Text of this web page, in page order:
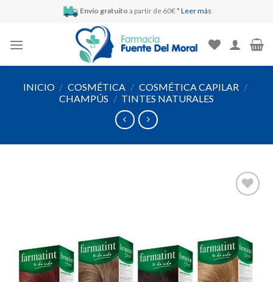
Envío gratuito a partir de 60€ * Leer más
INICIO / COSMÉTICA / COSMÉTICA CAPILAR /
CHAMPÚS / TINTES NATURALES
a la
lista de
deseos